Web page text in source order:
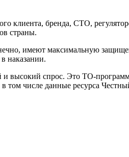
клиента, бренда, СТО,
страны.
имеют максимальную
наказании.
высокий спрос. Это ТО-
том числе данные ресурса